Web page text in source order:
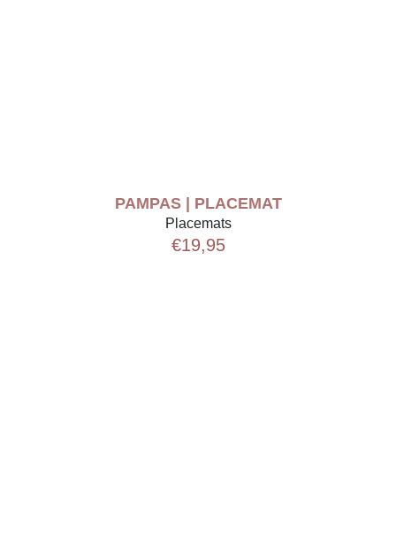
PAMPAS | PLACEMAT
Placemats
€19,95